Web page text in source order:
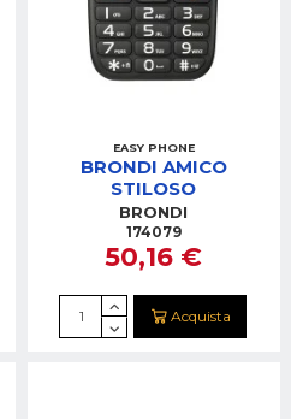
EASY PHONE
BRONDI AMICO
STILOSO
BRONDI
174079
50,16 €
Acquista